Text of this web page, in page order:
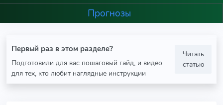
Прогнозы
Первый раз в этом разделе?
Подготовили для вас пошаговый гайд, и видео
для тех, кто любит наглядные инструкции
Читать
статью